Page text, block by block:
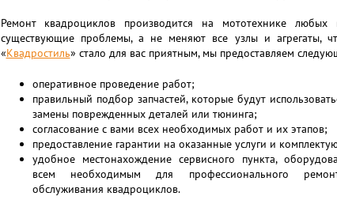
Ремонт квадроциклов производится на мототехнике
существующие проблемы, а не меняют все узлы и агрегаты,
«Квадростиль» стало для вас приятным, мы предоставляем
оперативное проведение работ;
правильный подбор запчастей, которые будут
замены поврежденных деталей или тюнинга;
согласование с вами всех необходимых работ и их этапов;
предоставление гарантии на оказанные услуги и
удобное местонахождение сервисного пункта,
всем необходимым для профессионального
обслуживания квадроциклов.